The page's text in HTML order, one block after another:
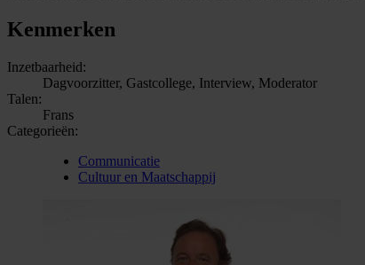
Kenmerken
Inzetbaarheid:
Dagvoorzitter, Gastcollege, Interview, Moderator
Talen:
Frans
Categorieën:
Communicatie
Cultuur en Maatschappij